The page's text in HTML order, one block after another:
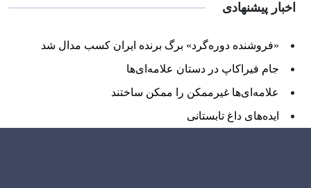
اخبار پیشنهادی
«فروشنده دوره‌گرد» برگ برنده ایران کسب مدال شد
جام فیراکاپ در دستان علامه‌ای‌ها
علامه‌ای‌ها غیرممکن را ممکن ساختند
ایده‌های داغ تابستانی